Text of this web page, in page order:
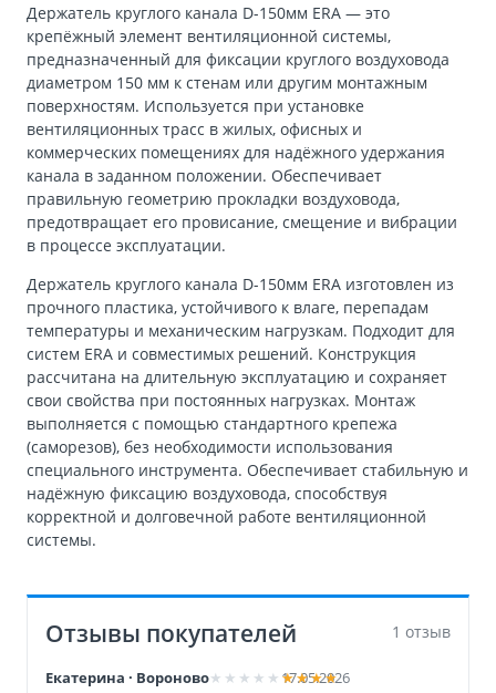
Держатель круглого канала D-150мм ERA — это
крепёжный элемент вентиляционной системы,
предназначенный для фиксации круглого воздуховода
диаметром 150 мм к стенам или другим монтажным
поверхностям. Используется при установке
вентиляционных трасс в жилых, офисных и
коммерческих помещениях для надёжного удержания
канала в заданном положении. Обеспечивает
правильную геометрию прокладки воздуховода,
предотвращает его провисание, смещение и вибрации
в процессе эксплуатации.
Держатель круглого канала D-150мм ERA изготовлен из
прочного пластика, устойчивого к влаге, перепадам
температуры и механическим нагрузкам. Подходит для
систем ERA и совместимых решений. Конструкция
рассчитана на длительную эксплуатацию и сохраняет
свои свойства при постоянных нагрузках. Монтаж
выполняется с помощью стандартного крепежа
(саморезов), без необходимости использования
специального инструмента. Обеспечивает стабильную и
надёжную фиксацию воздуховода, способствуя
корректной и долговечной работе вентиляционной
системы.
Отзывы покупателей 1 отзыв
Екатерина · Вороново 17.05.2026